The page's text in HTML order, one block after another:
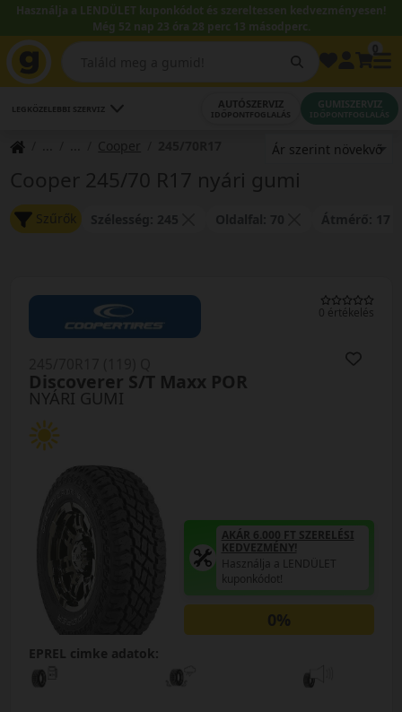
Használja a LENDÜLET kuponkódot és szereltessen kedvezményesen!
Még 52 nap 23 óra 28 perc 13 másodperc.
LEGKÖZELEBBI SZERVIZ AUTÓSZERVIZ
IDŐPONTFOGLALÁS
GUMISZERVIZ
IDŐPONTFOGLALÁS
Cooper
Cooper 245/70 R17 nyári gumi
Szűrők
0 értékelés
NYÁRI GUMI
Discoverer S/T Maxx POR
AKÁR 6.000 FT SZERELÉSI
KEDVEZMÉNY!
Használja a LENDÜLET
kuponkódot!
0%
EPREL cimke adatok: